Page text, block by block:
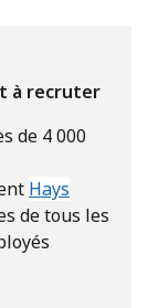
à recruter
de 4 000
Hays
de tous les